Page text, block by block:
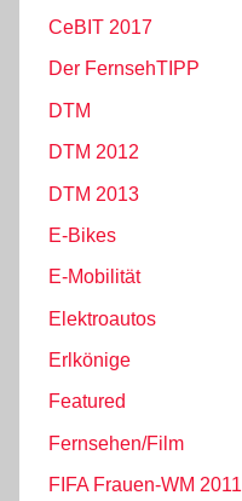
CeBIT 2017
Der FernsehTIPP
DTM
DTM 2012
DTM 2013
E-Bikes
E-Mobilität
Elektroautos
Erlkönige
Featured
Fernsehen/Film
FIFA Frauen-WM 2011